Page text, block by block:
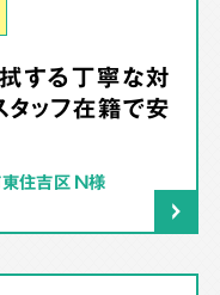
する丁寧な対
タッフ在籍で安
住吉区 N様